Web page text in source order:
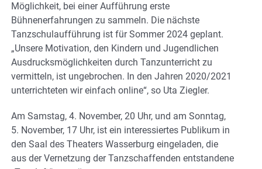
Möglichkeit, bei einer Aufführung erste
Bühnenerfahrungen zu sammeln. Die nächste
Tanzschulaufführung ist für Sommer 2024 geplant.
„Unsere Motivation, den Kindern und Jugendlichen
Ausdrucksmöglichkeiten durch Tanzunterricht zu
vermitteln, ist ungebrochen. In den Jahren 2020/2021
unterrichteten wir einfach online“, so Uta Ziegler.
Am Samstag, 4. November, 20 Uhr, und am Sonntag,
5. November, 17 Uhr, ist ein interessiertes Publikum in
den Saal des Theaters Wasserburg eingeladen, die
aus der Vernetzung der Tanzschaffenden entstandene